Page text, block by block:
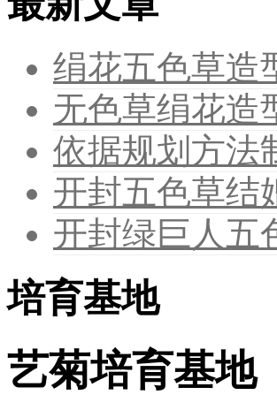
绢花五色草造
无色草绢花造
依据规划方法
开封五色草结
开封绿巨人五
培育基地
艺菊培育基地